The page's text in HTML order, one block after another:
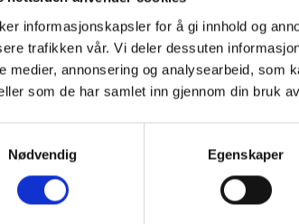
informasjonskapsler for å gi innhold og
trafikken vår. Vi deler dessuten
medier, annonsering og analysearbeid, som
som de har samlet inn gjennom din bruk
Nødvendig
Egenskaper